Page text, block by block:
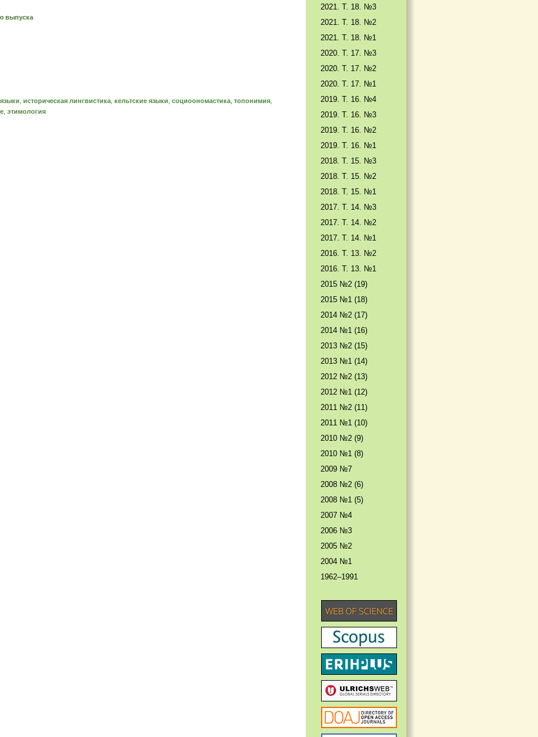
выпуска
историческая лингвистика кельтские языки социоономастика топонимия
этимология
2021. Т. 18. №3
2021. Т. 18. №2
2021. Т. 18. №1
2020. Т. 17. №3
2020. Т. 17. №2
2020. Т. 17. №1
2019. Т. 16. №4
2019. Т. 16. №3
2019. Т. 16. №2
2019. Т. 16. №1
2018. Т. 15. №3
2018. Т. 15. №2
2018. Т. 15. №1
2017. T. 14. №3
2017. T. 14. №2
2017. T. 14. №1
2016. T. 13. №2
2016. T. 13. №1
2015 №2 (19)
2015 №1 (18)
2014 №2 (17)
2014 №1 (16)
2013 №2 (15)
2013 №1 (14)
2012 №2 (13)
2012 №1 (12)
2011 №2 (11)
2011 №1 (10)
2010 №2 (9)
2010 №1 (8)
2009 №7
2008 №2 (6)
2008 №1 (5)
2007 №4
2006 №3
2005 №2
2004 №1
1962–1991